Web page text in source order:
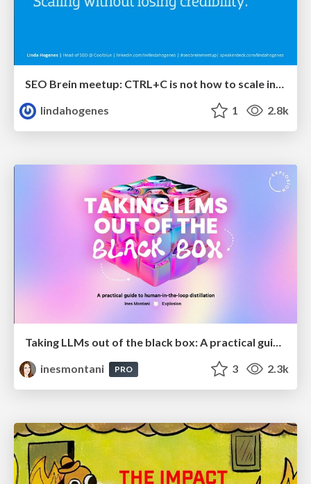
SEO Brein meetup: CTRL+C is not how to scale international SEO
lindahogenes
1 2.8k
Taking LLMs out of the black box: A practical guide to human-in-the-loop distillation
inesmontani
PRO 3 2.3k